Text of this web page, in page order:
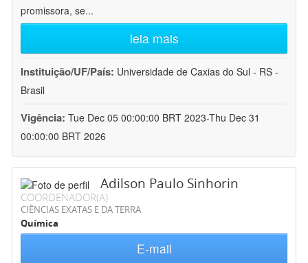
promissora, se...
leia mais
Instituição/UF/País: Universidade de Caxias do Sul - RS -
Brasil
Vigência: Tue Dec 05 00:00:00 BRT 2023-Thu Dec 31
00:00:00 BRT 2026
Adilson Paulo Sinhorin
COORDENADOR(A)
CIÊNCIAS EXATAS E DA TERRA
Química
E-mail